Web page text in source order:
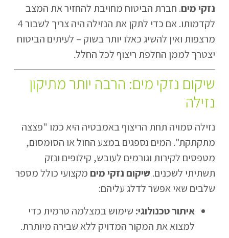
נזקי מים. חברת הביטוח מחויבת להחזיר את המצב
לקדמותו. אם כדי לתקן את הנזילה היה צריך לשבור 4
מרצפות ואין להשיג כאלו יותר בשוק – לעיתים הביטוח
יצטרך לממן החלפת ריצוף לכל החלל.
שיקום נזקי מים: הרבה יותר מתיקון
נזילה
נזילה סמויה תחת הריצוף באמבטיה היא כמו "פצצה
מתקתקת". המים נספגים במצע החול או הסומסום,
מטפסים לקירות וגורמים לעובש, קילופים ונזק
תשתיתי לשכנים. שיקום נזקי מים מקצועי כולל מספר
שלבים שאי אפשר לדלג עליהם:
איתור טכנולוגי: שימוש במצלמה טרמית כדי
למצוא את המקור המדויק ללא שבירה מיותרת.